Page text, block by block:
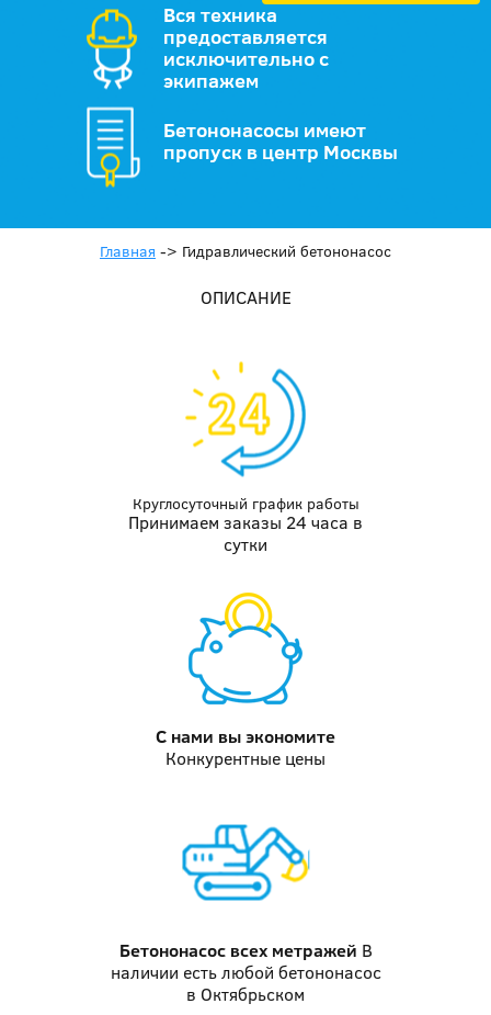
Вся техника
предоставляется
исключительно с
экипажем
Бетононасосы имеют
пропуск в центр Москвы
Главная -> Гидравлический бетононасос
ОПИСАНИЕ
Круглосуточный график работы
Принимаем заказы 24 часа в
сутки
С нами выэкономите
Конкурентные цены
Бетононасосвсех метражей В
наличии есть любой бетононасос
в Октябрьском